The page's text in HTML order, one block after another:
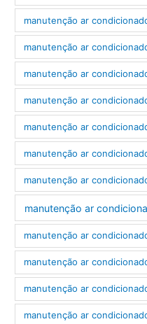
manutenção ar
manutenção ar
manutenção ar
manutenção ar
manutenção ar
manutenção ar
manutenção ar
manutenção ar
manutenção ar
manutenção ar
manutenção ar
manutenção ar